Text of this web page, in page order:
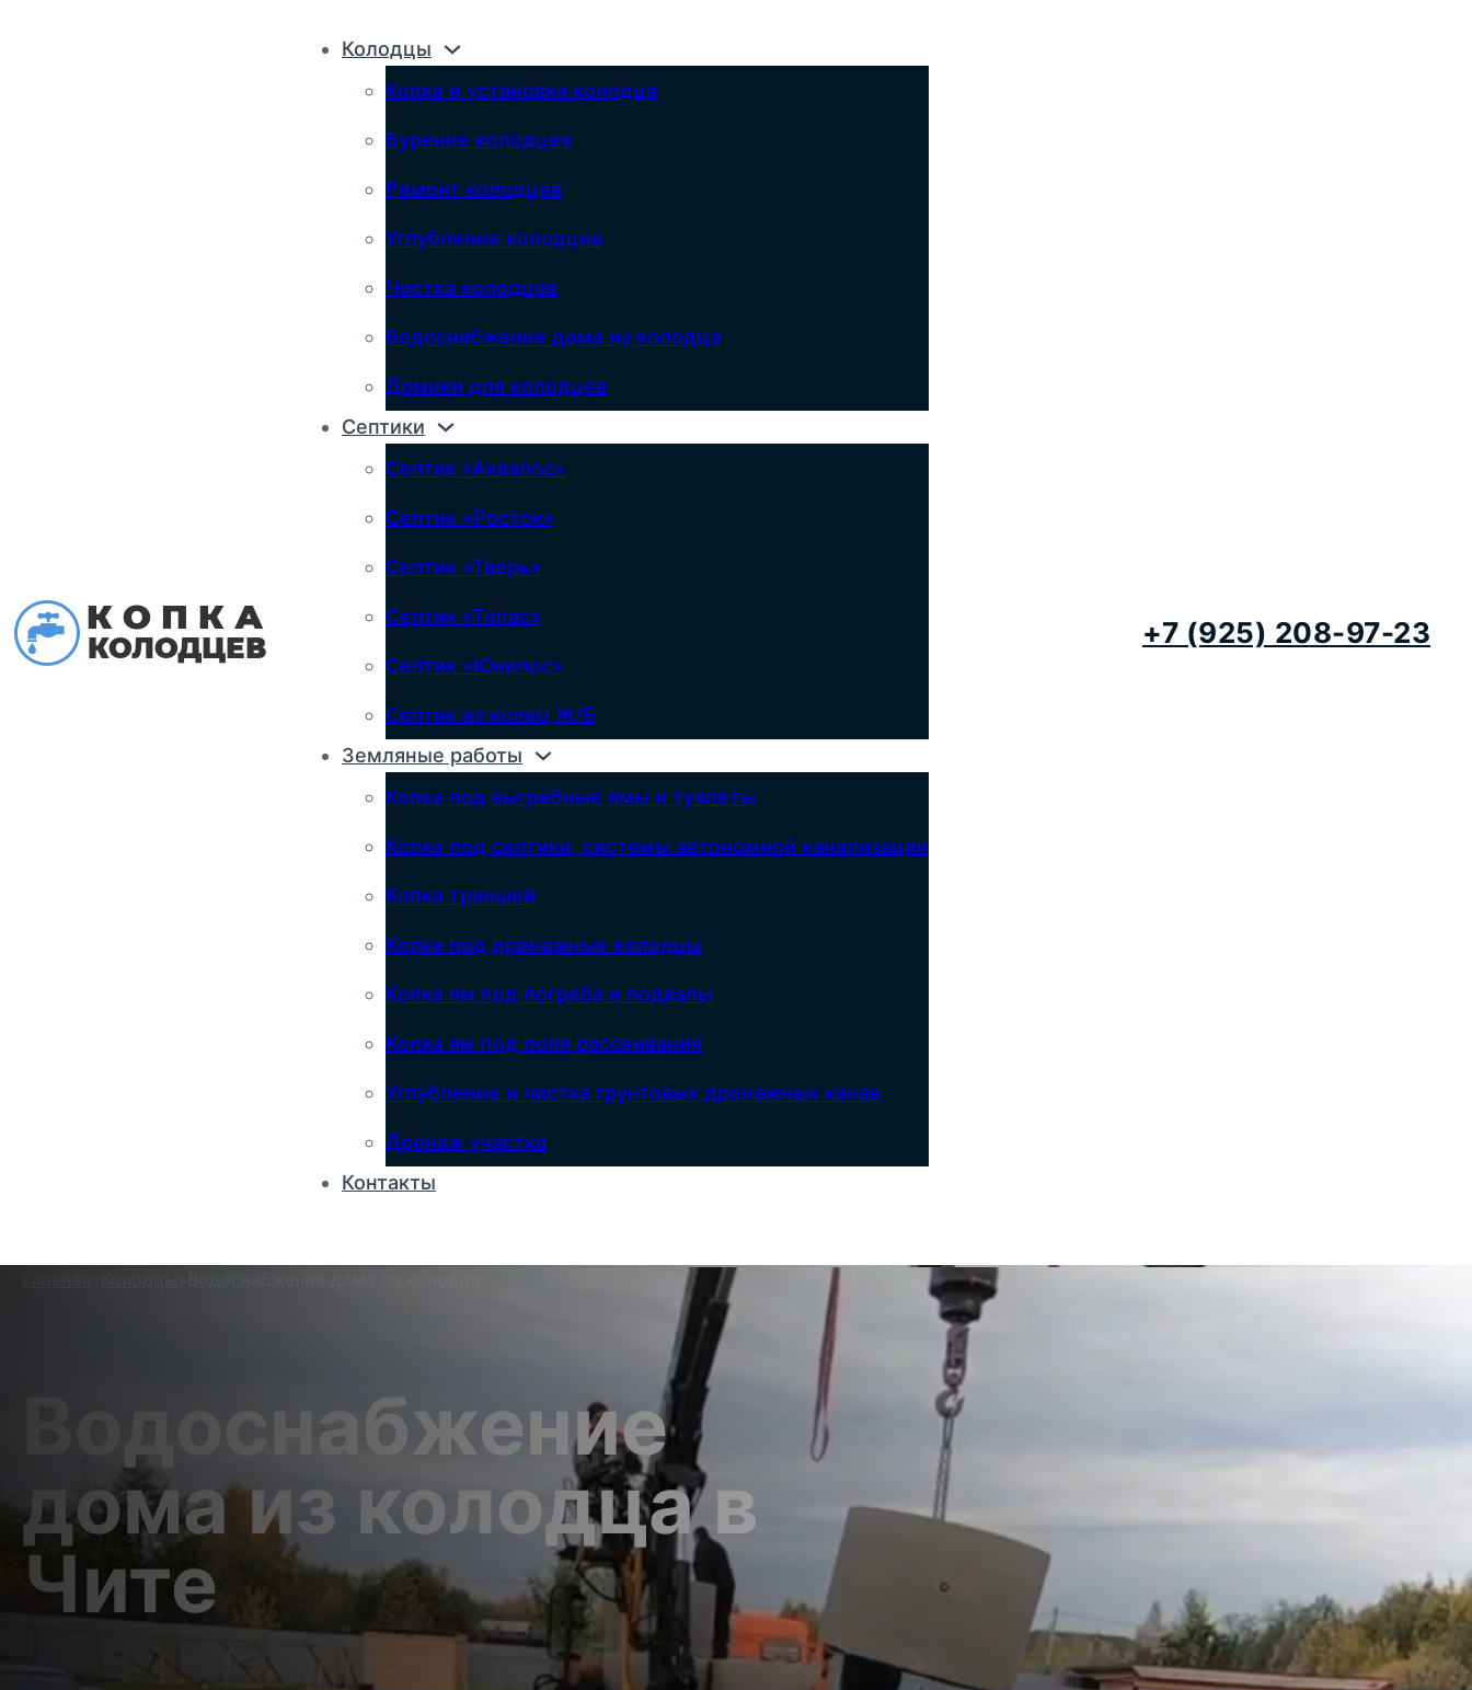
Колодцы
Копка и установка колодца
Бурение колодцев
Ремонт колодцев
Углубление колодцев
Чистка колодцев
Водоснабжение дома из колодца
Домики для колодцев
Септики
Септик «Аквалос»
Септик «Росток»
Септик «Тверь»
Септик «Топас»
Септик «Юнилос»
Септик из колец Ж/Б
Земляные работы
Копка под выгребные ямы и туалеты
Копка под септики, системы автономной канализации
Копка траншей
Копка под дренажные колодцы
Копка ям под погреба и подвалы
Копка ям под поля рассеивания
Углубление и чистка грунтовых дренажных канав
Дренаж участка
Контакты
+7 (925) 208-97-23
Водоснабжение
дома из колодца в
Чите